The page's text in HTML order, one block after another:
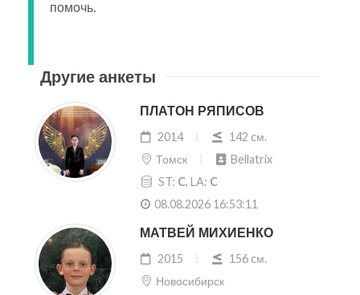
помочь.
Другие анкеты
ПЛАТОН РЯПИСОВ
2014
142 cм.
Томск
Bellatrix
ST: C, LA: C
08.08.2026 16:53:11
МАТВЕЙ МИХИЕНКО
2015
156 cм.
Новосибирск